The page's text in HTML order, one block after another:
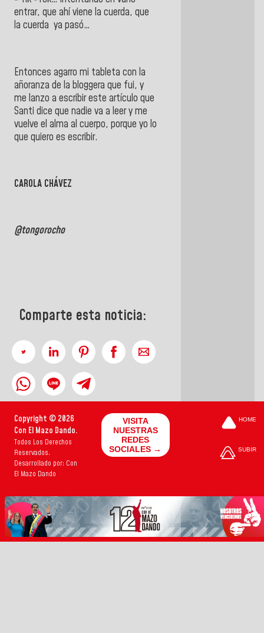
entrar, que ahí viene la cuerda, que
la cuerda ya pasó…
Entonces agarro mi tableta con la
añoranza de la bloggera que fui, y
me lanzo a escribir este artículo que
Santi dice que nadie va a leer y me
vuelve el alma al cuerpo, porque yo lo
que quiero es escribir.
CAROLA CHÁVEZ
@tongorocho
Comparte esta noticia:
Copyright © 2026
Con El Mazo Dando.
Todos Los Derechos
Reservados.
Desarrollado por: Con
El Mazo Dando
VISITA
NUESTRAS
REDES
SOCIALES →
HOME
SUBIR